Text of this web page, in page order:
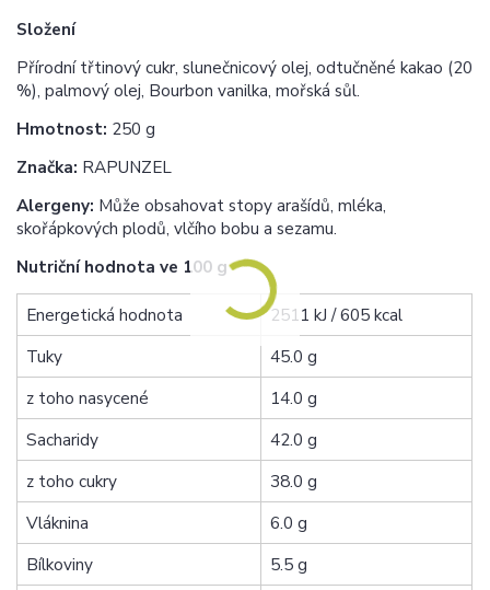
Složení
Přírodní třtinový cukr, slunečnicový olej, odtučněné kakao (20
%), palmový olej, Bourbon vanilka, mořská sůl.
Hmotnost: 250 g
Značka: RAPUNZEL
Alergeny: Může obsahovat stopy arašídů, mléka,
skořápkových plodů, vlčího bobu a sezamu.
Nutriční hodnota ve 100 g
Energetická hodnota
2511 kJ / 605 kcal
Tuky
45.0 g
z toho nasycené
14.0 g
Sacharidy
42.0 g
z toho cukry
38.0 g
Vláknina
6.0 g
Bílkoviny
5.5 g